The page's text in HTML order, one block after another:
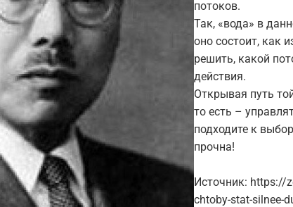
потоков.
Так, «вода» в
оно состоит, как
решить, какой
действия.
Открывая путь
то есть –
подходите к
прочна!
Источник: https://
chtoby-stat-silnee-